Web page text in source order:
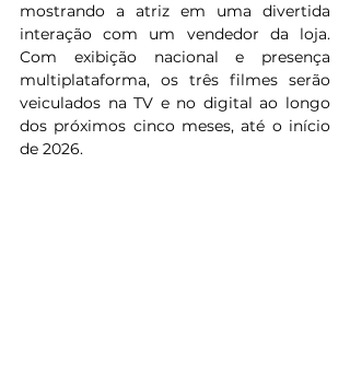
mostrando a atriz em uma divertida
interação com um vendedor da loja.
Com exibição nacional e presença
multiplataforma, os três filmes serão
veiculados na TV e no digital ao longo
dos próximos cinco meses, até o início
de 2026.